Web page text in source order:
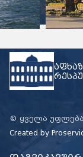
© ყველა უფლება
Created by